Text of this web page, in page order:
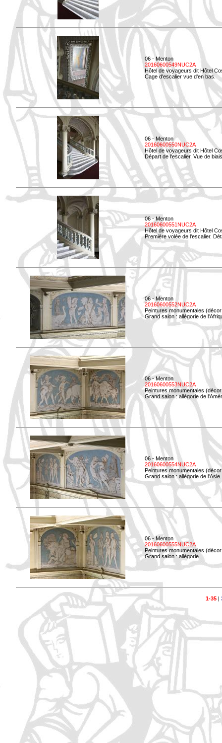
06 - Menton
20160600549NUC2A
Hôtel de voyageurs dit Hôtel
Cage d'escalier vue d'en bas.
06 - Menton
20160600550NUC2A
Hôtel de voyageurs dit Hôtel
Départ de l'escalier. Vue de
06 - Menton
20160600551NUC2A
Hôtel de voyageurs dit Hôtel
Première volée de l'escalier.
06 - Menton
20160600552NUC2A
Peintures monumentales
Grand salon : allégorie de
06 - Menton
20160600553NUC2A
Peintures monumentales
Grand salon : allégorie de
06 - Menton
20160600554NUC2A
Peintures monumentales
Grand salon : allégorie de l'Asie.
06 - Menton
20160600555NUC2A
Peintures monumentales
Grand salon : allégorie.
1-35|